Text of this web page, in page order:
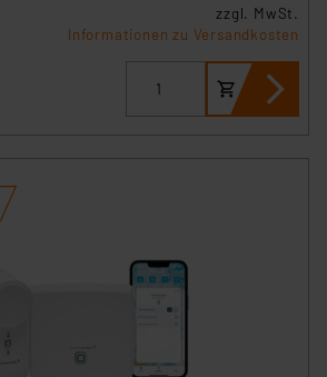
zzgl. MwSt.
Informationen zu Versandkosten